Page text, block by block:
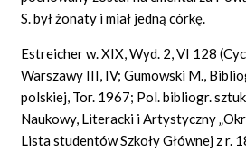
S. był żonaty i miał jedną córkę.
Estreicher w. XIX, Wyd. 2, VI 128
Warszawy III, IV; Gumowski M.,
polskiej, Tor. 1967; Pol. bibliogr.
Naukowy, Literacki i Artystyczny
Lista studentów Szkoły Głównej z r.